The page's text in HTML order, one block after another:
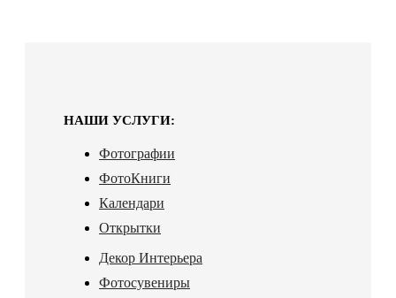
НАШИ УСЛУГИ:
Фотографии
ФотоКниги
Календари
Открытки
Декор Интерьера
Фотосувениры